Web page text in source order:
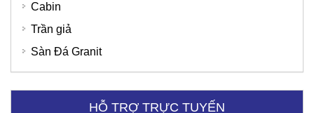
Ngân hàng SHB
Cabin
Trần giả
Sàn Đá Granit
HỖ TRỢ TRỰC TUYẾN